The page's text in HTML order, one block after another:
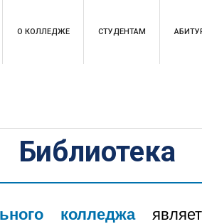
О КОЛЛЕДЖЕ СТУДЕНТАМ
Библиотека
колледжа